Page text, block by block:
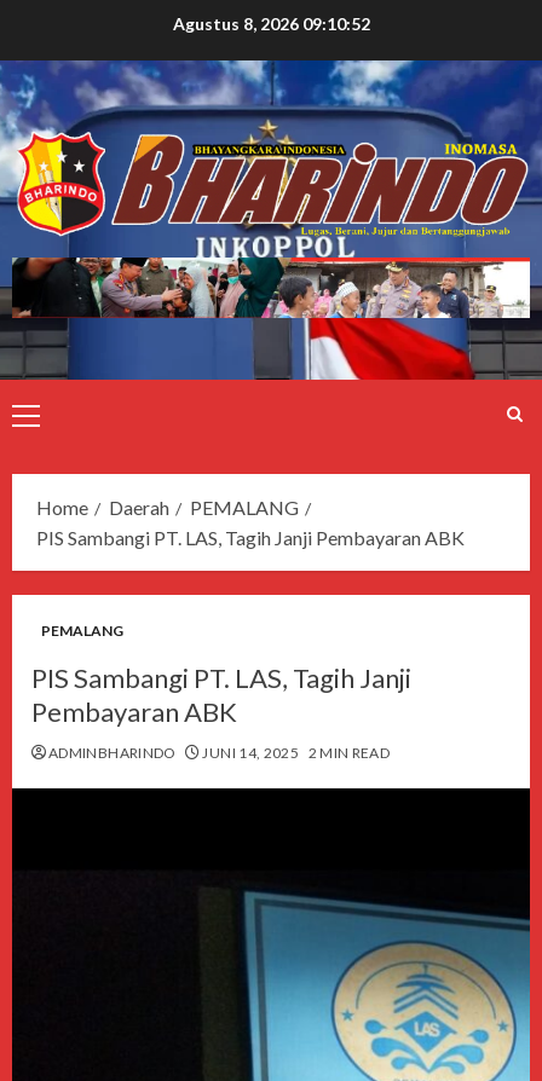
Agustus 8, 2026 09:10:53
Home Daerah
PEMALANG
PIS Sambangi PT. LAS, Tagih Janji Pembayaran ABK
PEMALANG
PIS Sambangi PT. LAS, Tagih Janji
Pembayaran ABK
ADMINBHARINDO JUNI 14, 2025 2 MIN READ